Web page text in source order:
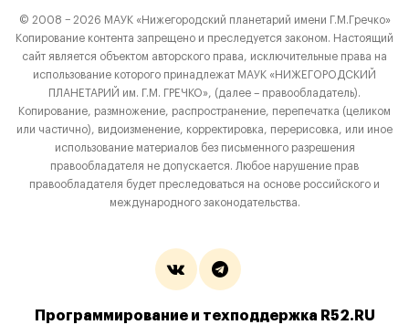
© 2008 − 2026 МАУК «Нижегородский планетарий имени Г.М.Гречко»
Копирование контента запрещено и преследуется законом. Настоящий
сайт является объектом авторского права, исключительные права на
использование которого принадлежат МАУК «НИЖЕГОРОДСКИЙ
ПЛАНЕТАРИЙ им. Г.М. ГРЕЧКО», (далее – правообладатель).
Копирование, размножение, распространение, перепечатка (целиком
или частично), видоизменение, корректировка, перерисовка, или иное
использование материалов без письменного разрешения
правообладателя не допускается. Любое нарушение прав
правообладателя будет преследоваться на основе российского и
международного законодательства.
Программирование и техподдержка R52.RU